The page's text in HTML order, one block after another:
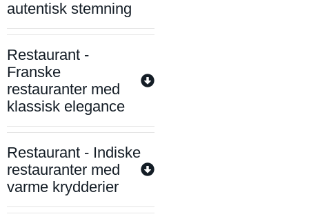
autentisk stemning
Restaurant -
Franske
restauranter med
klassisk elegance
Restaurant - Indiske
restauranter med
varme krydderier